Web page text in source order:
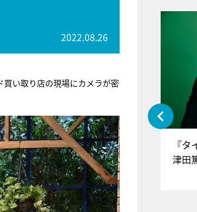
2022.08.26
い取り店の現場にカメラが密
アイ＝ラブ！げーみんぐ』＝LOV
藤樹愛羅＆佐々木舞香SPインタ
ュー
『
津